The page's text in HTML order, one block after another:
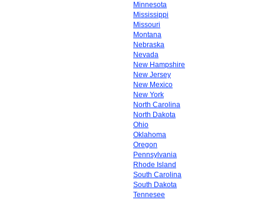
Minnesota
Mississippi
Missouri
Montana
Nebraska
Nevada
New Hampshire
New Jersey
New Mexico
New York
North Carolina
North Dakota
Ohio
Oklahoma
Oregon
Pennsylvania
Rhode Island
South Carolina
South Dakota
Tennesee